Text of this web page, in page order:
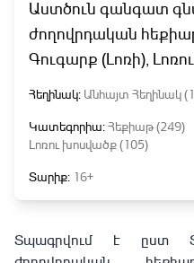
Աստծուն գանգատ
ժողովրդական
Գուգարք (Լոռի),
Հեղինակ: Անհայտ Հեղինակ
Կատեգորիա:Հեքիաթ (249)
Լոռու խոսվածք (105)
Տարիք: 16+
Տպագրվում է ըստ